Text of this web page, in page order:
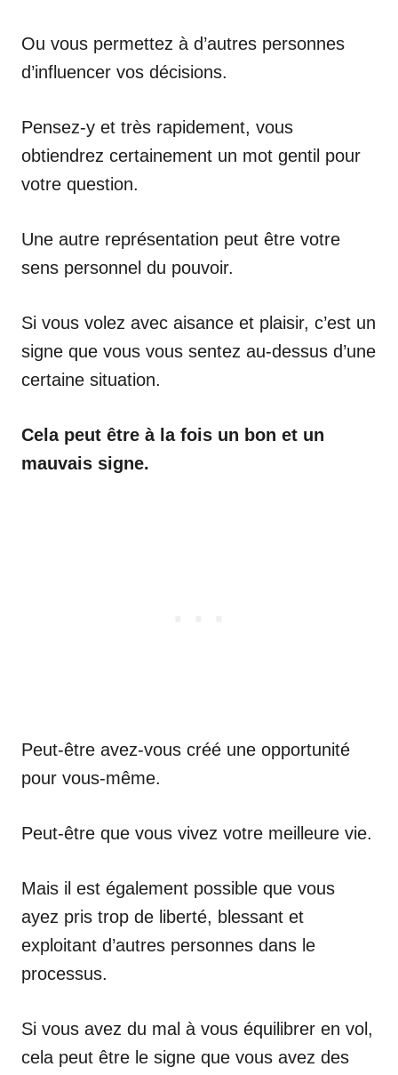
Ou vous permettez à d’autres personnes
d’influencer vos décisions.
Pensez-y et très rapidement, vous
obtiendrez certainement un mot gentil pour
votre question.
Une autre représentation peut être votre
sens personnel du pouvoir.
Si vous volez avec aisance et plaisir, c’est un
signe que vous vous sentez au-dessus d’une
certaine situation.
Cela peut être à la fois un bon et un
mauvais signe.
Peut-être avez-vous créé une opportunité
pour vous-même.
Peut-être que vous vivez votre meilleure vie.
Mais il est également possible que vous
ayez pris trop de liberté, blessant et
exploitant d’autres personnes dans le
processus.
Si vous avez du mal à vous équilibrer en vol,
cela peut être le signe que vous avez des